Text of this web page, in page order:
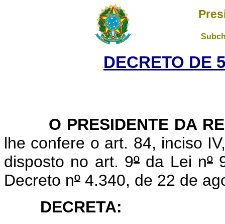
DECRETO DE
O PRESIDENTE DA
lhe confere o art. 84, inciso
disposto no art. 9º da Lei nº
Decreto nº 4.340, de 22 de
DECRETA: